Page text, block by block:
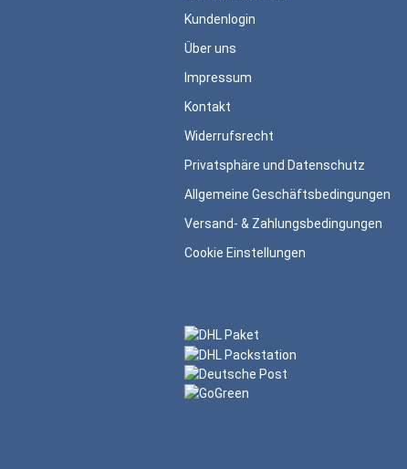
Kundenlogin
Über uns
Impressum
Kontakt
Widerrufsrecht
Privatsphäre und Datenschutz
Allgemeine Geschäftsbedingungen
Versand- & Zahlungsbedingungen
Cookie Einstellungen